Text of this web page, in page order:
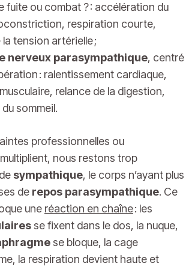
fuite ou combat ? : accélération du
respiration courte,
tension artérielle ;
nerveux parasympathique, centré
: ralentissement cardiaque,
relance de la digestion,
sommeil.
professionnelles ou
nous restons trop
sympathique, le corps n’ayant plus
de repos parasympathique. Ce
une réaction en chaîne: les
se fixent dans le dos, la nuque,
se bloque, la cage
la respiration devient haute et